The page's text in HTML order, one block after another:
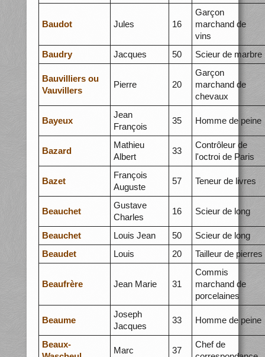
Baudot Jules 16
Garçon
marchand de
vins
Baudry
Jacques 50 Scieur de marbre
Bauvilliers ou
Vauvillers
Pierre 20
Garçon
marchand de
chevaux
Bayeux
Jean
François
35 Homme de peine
Bazard
Mathieu
Albert
33
Contrôleur de
l'octroi de Paris
Bazet
François
Auguste
57 Teneur de livres
Beauchet
Gustave
Charles
16 Scieur de long
Beauchet Louis Jean 50
Scieur de long
Beaudet
Louis 20 Tailleur de pierres
Beaufrère Jean Marie 31
Commis
marchand de
porcelaines
Beaume
Joseph
Jacques
33 Homme de peine
Beaux-
Marc 37
Chef de